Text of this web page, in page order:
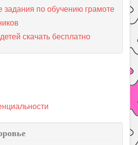
по обучению грамоте
скачать бесплатно